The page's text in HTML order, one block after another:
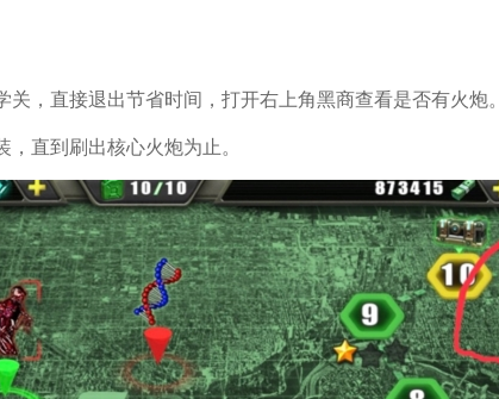
关，直接退出节省时间，打开右上角黑商查看是否有火炮。
直到刷出核心火炮为止。